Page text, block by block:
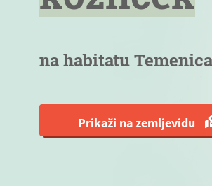
na habitatu Temenica
Prikaži na zemljevidu